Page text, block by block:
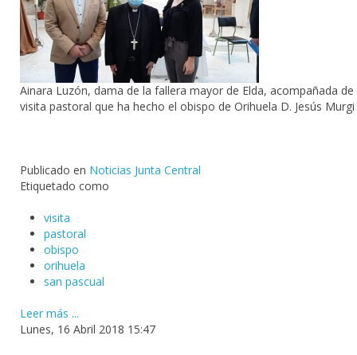
Ainara Luzón, dama de la fallera mayor de Elda, acompañada de
visita pastoral que ha hecho el obispo de Orihuela D. Jesús
Publicado en Noticias Junta Central
Etiquetado como
visita
pastoral
obispo
orihuela
san pascual
Leer más ...
Lunes, 16 Abril 2018 15:47